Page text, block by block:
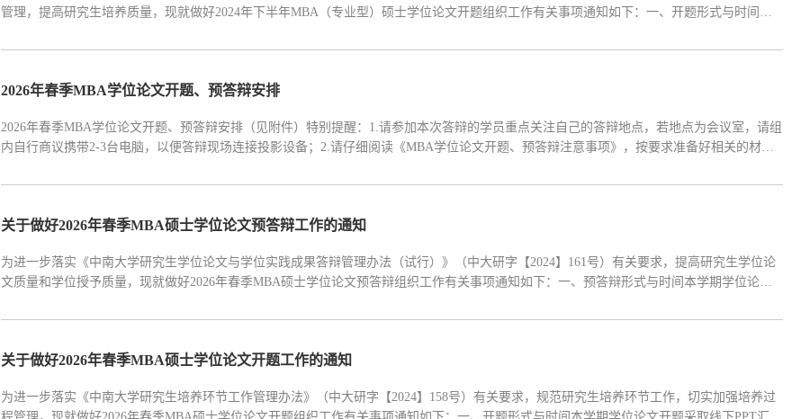
管理，提高研究生培养质量，现就做好2024年下半年MBA（专业型）硕士学位论文开题组织工作有关事项通知如下：一、开题形式与时间本
12日前②申请方式：研究生填写...
2026年春季MBA学位论文开题、预答辩安排
2026年春季MBA学位论文开题、预答辩安排（见附件）特别提醒：1.请参加本次答辩的学员重点关注自己的答辩地点，若地点为会议室，请组
内自行商议携带2-3台电脑，以便答辩现场连接投影设备；2.请仔细阅读《MBA学位论文开题、预答辩注意事项》，按要求准备好相关的材
关于做好2026年春季MBA硕士学位论文预答辩工作的通知
为进一步落实《中南大学研究生学位论文与学位实践成果答辩管理办法（试行）》（中大研字【2024】161号）有关要求，提高研究生学位论
文质量和学位授予质量，现就做好2026年春季MBA硕士学位论文预答辩组织工作有关事项通知如下：一、预答辩形式与时间本学期学位论文
时间：2026年6月7日前②申请方式...
关于做好2026年春季MBA硕士学位论文开题工作的通知
为进一步落实《中南大学研究生培养环节工作管理办法》（中大研字【2024】158号）有关要求，规范研究生培养环节工作，切实加强培养过